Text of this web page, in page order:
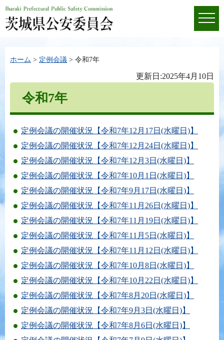
ホーム > 定例会議 > 令和7年
更新日:2025年4月10日
令和7年
定例会議の開催状況【令和7年12月17日(水曜日)】
定例会議の開催状況【令和7年12月24日(水曜日)】
定例会議の開催状況【令和7年12月3日(水曜日)】
定例会議の開催状況【令和7年10月1日(水曜日)】
定例会議の開催状況【令和7年9月17日(水曜日)】
定例会議の開催状況【令和7年11月26日(水曜日)】
定例会議の開催状況【令和7年11月19日(水曜日)】
定例会議の開催状況【令和7年11月5日(水曜日)】
定例会議の開催状況【令和7年11月12日(水曜日)】
定例会議の開催状況【令和7年10月8日(水曜日)】
定例会議の開催状況【令和7年10月22日(水曜日)】
定例会議の開催状況【令和7年8月20日(水曜日)】
定例会議の開催状況【令和7年9月3日(水曜日)】
定例会議の開催状況【令和7年8月6日(水曜日)】